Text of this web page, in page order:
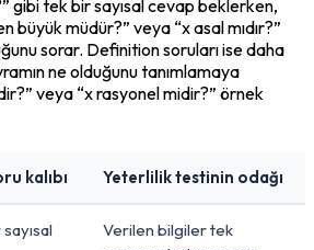
gibi tek bir sayısal cevap beklerken,
büyük müdür?” veya “x asal mıdır?”
sorar. Definition soruları ise daha
ne olduğunu tanımlamaya
veya “x rasyonel midir?” örnek
kalıbı Yeterlilik testinin odağı
Verilen bilgiler tek